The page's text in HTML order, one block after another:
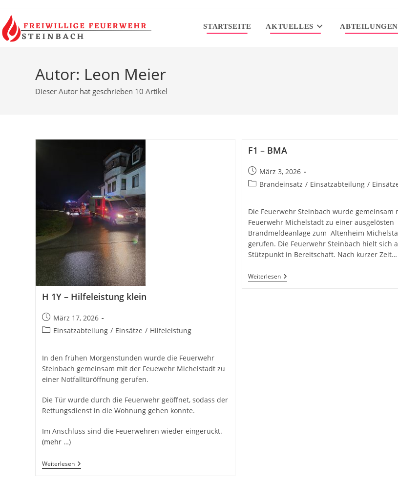
Inhalt
springen
STARTSEITE AKTUELLES ABTEILUNGEN
Autor: Leon Meier
Dieser Autor hat geschrieben 10 Artikel
H 1Y – Hilfeleistung klein
Beitrag
veröffentlicht:
März 17, 2026
Beitrags-
Einsatzabteilung / Einsätze / Hilfeleistung
In den frühen Morgenstunden wurde die Feuerwehr
Steinbach gemeinsam mit der Feuewehr Michelstadt zu
einer Notfalltüröffnung gerufen.
Die Tür wurde durch die Feuerwehr geöffnet, sodass der
Rettungsdienst in die Wohnung gehen konnte.
Im Anschluss sind die Feuerwehren wieder eingerückt.
(mehr …)
WeiterlesenH
1Y
F1 – BMA
Beitrag
veröffentlicht:
März 3, 2026
Beitrags-
Brandeinsatz / Einsatzabteilung /
Die Feuerwehr Steinbach wurde gemeinsam
Feuerwehr Michelstadt zu einer ausgelösten
Brandmeldeanlage zum Altenheim
gerufen. Die Feuerwehr Steinbach hielt sich
Stützpunkt in Bereitschaft. Nach kurzer Zeit…
WeiterlesenF1
–